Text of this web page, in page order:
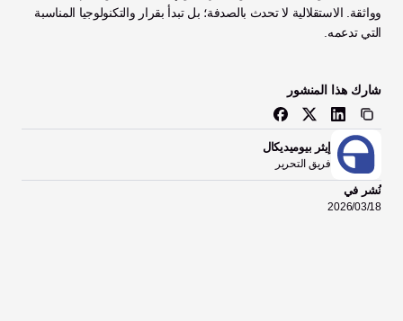
التي تدعمه.
شارك هذا المنشور
إيثر بيوميديكال
فريق التحرير
نُشر في
18‏/03‏/2026